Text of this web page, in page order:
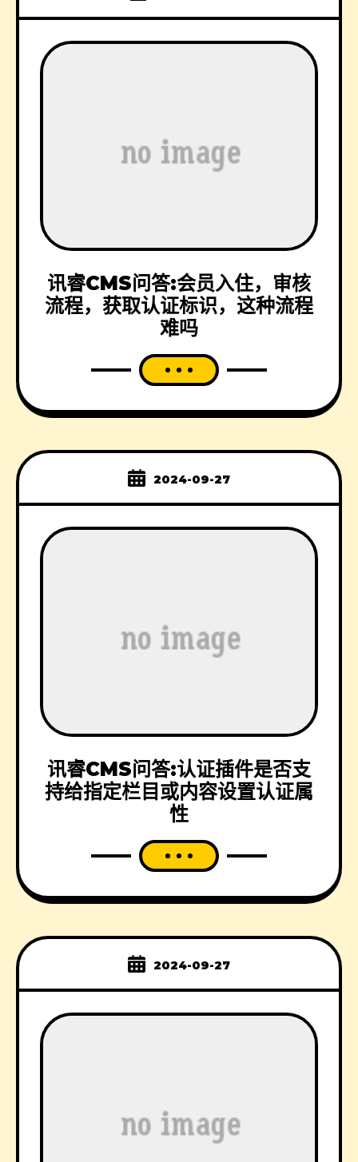
讯睿CMS问答:会员入住，审核
流程，获取认证标识，这种流程
难吗
2024-09-27
讯睿CMS问答:认证插件是否支
持给指定栏目或内容设置认证属
性
2024-09-27